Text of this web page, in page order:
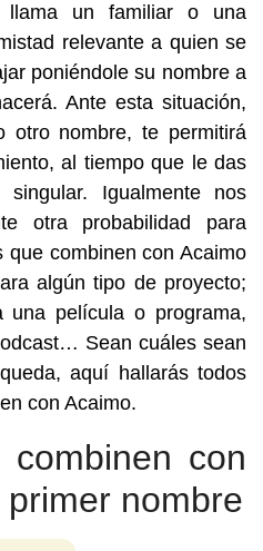
un familiar o una
relevante a quien se
poniéndole su nombre a
Ante esta situación,
otro nombre, te permitirá
al tiempo que le das
Igualmente nos
otra probabilidad para
que combinen con Acaimo
algún tipo de proyecto;
película o programa,
Sean cuáles sean
aquí hallarás todos
con Acaimo.
con
nombre